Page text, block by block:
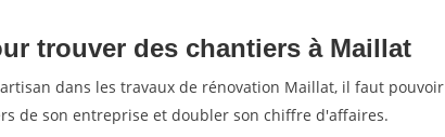
trouver des chantiers à Maillat
dans les travaux de rénovation Maillat, il faut pouvoir
de son entreprise et doubler son chiffre d'affaires.